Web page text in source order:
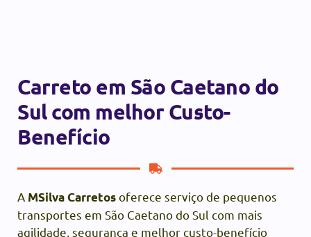
Carreto em São Caetano do
Sul com melhor Custo-
Benefício
A MSilva Carretosoferece serviço de pequenos
transportes em São Caetano do Sul com mais
agilidade, segurança e melhor custo-benefício